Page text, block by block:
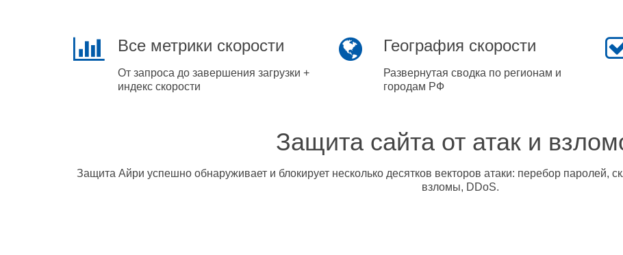
Все метрики скорости
От запроса до завершения загрузки +
индекс скорости
География скорости
Развернутая сводка по регионам и
городам РФ
Защита сайта от атак и
Защита Айри успешно обнаруживает и блокирует несколько десятков векторов атаки: перебор паролей,
взломы, DDoS.